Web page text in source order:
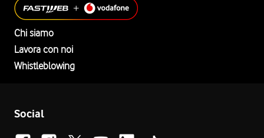
Chi siamo
Lavora con noi
Whistleblowing
Social